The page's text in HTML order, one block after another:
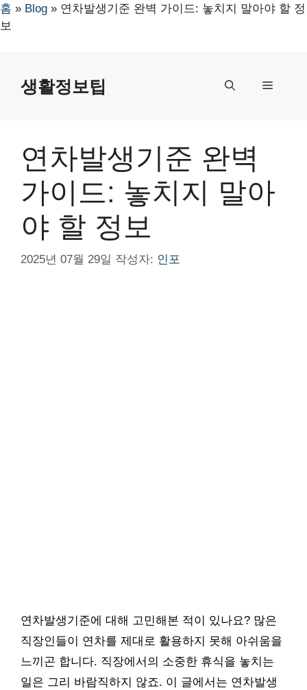
홈 » Blog » 연차발생기준 완벽 가이드: 놓치지 말아야 할 정
보
생활정보팁 메
연차발생기준 완벽
가이드: 놓치지 말아
야 할 정보
2025년 07월 29일 작성자: 인포
연차발생기준에 대해 고민해본 적이 있나요? 많은
직장인들이 연차를 제대로 활용하지 못해 아쉬움을
느끼곤 합니다. 직장에서의 소중한 휴식을 놓치는
일은 그리 바람직하지 않죠. 이 글에서는 연차발생